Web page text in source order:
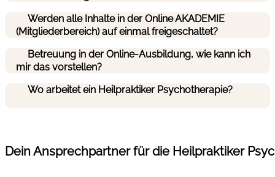
Werden alle Inhalte in der Online AKADEMIE
(Mitgliederbereich) auf einmal freigeschaltet?
Betreuung in der Online-Ausbildung, wie kann ich
mir das vorstellen?
Wo arbeitet ein Heilpraktiker Psychotherapie?
Dein Ansprechpartner für die Heilpraktiker